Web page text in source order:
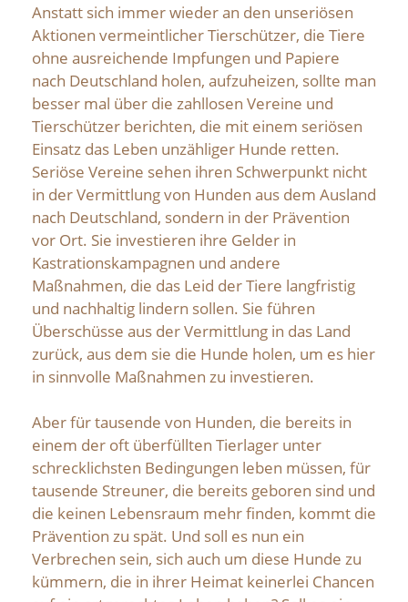
Anstatt sich immer wieder an den unseriösen
Aktionen vermeintlicher Tierschützer, die Tiere
ohne ausreichende Impfungen und Papiere
nach Deutschland holen, aufzuheizen, sollte man
besser mal über die zahllosen Vereine und
Tierschützer berichten, die mit einem seriösen
Einsatz das Leben unzähliger Hunde retten.
Seriöse Vereine sehen ihren Schwerpunkt nicht
in der Vermittlung von Hunden aus dem Ausland
nach Deutschland, sondern in der Prävention
vor Ort. Sie investieren ihre Gelder in
Kastrationskampagnen und andere
Maßnahmen, die das Leid der Tiere langfristig
und nachhaltig lindern sollen. Sie führen
Überschüsse aus der Vermittlung in das Land
zurück, aus dem sie die Hunde holen, um es hier
in sinnvolle Maßnahmen zu investieren.
Aber für tausende von Hunden, die bereits in
einem der oft überfüllten Tierlager unter
schrecklichsten Bedingungen leben müssen, für
tausende Streuner, die bereits geboren sind und
die keinen Lebensraum mehr finden, kommt die
Prävention zu spät. Und soll es nun ein
Verbrechen sein, sich auch um diese Hunde zu
kümmern, die in ihrer Heimat keinerlei Chancen